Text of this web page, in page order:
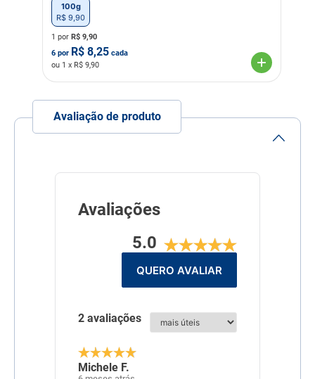
100g
R$ 9 90
1 por R$ 9,90
6 por R$ 8,25 cada
ou 1 x R$ 9,90
Avaliação de produto
Avaliações
5.0
QUERO AVALIAR
2 avaliações
Michele F.